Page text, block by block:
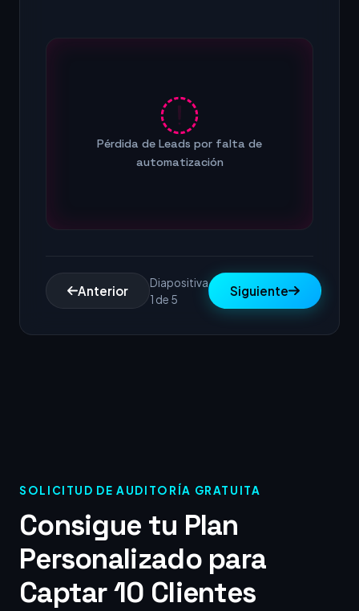
Pérdida de Leads por falta de
automatización
Anterior
Diapositiva
1 de 5
Siguiente
SOLICITUD DE AUDITORÍA GRATUITA
Consigue tu Plan
Personalizado para
Captar 10 Clientes